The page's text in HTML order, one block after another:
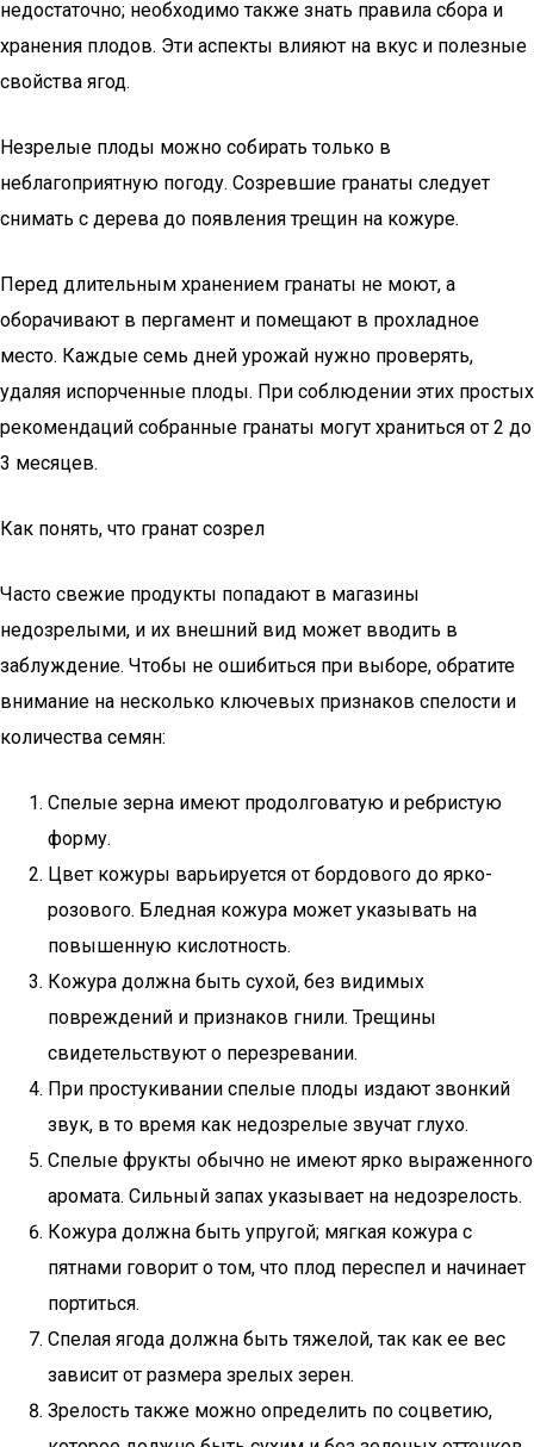
недостаточно; необходимо также знать правила сбора и
хранения плодов. Эти аспекты влияют на вкус и полезные
свойства ягод.
Незрелые плоды можно собирать только в
неблагоприятную погоду. Созревшие гранаты следует
снимать с дерева до появления трещин на кожуре.
Перед длительным хранением гранаты не моют, а
оборачивают в пергамент и помещают в прохладное
место. Каждые семь дней урожай нужно проверять,
удаляя испорченные плоды. При соблюдении этих простых
рекомендаций собранные гранаты могут храниться от 2 до
3 месяцев.
Как понять, что гранат созрел
Часто свежие продукты попадают в магазины
недозрелыми, и их внешний вид может вводить в
заблуждение. Чтобы не ошибиться при выборе, обратите
внимание на несколько ключевых признаков спелости и
количества семян:
Спелые зерна имеют продолговатую и ребристую
форму.
Цвет кожуры варьируется от бордового до ярко-
розового. Бледная кожура может указывать на
повышенную кислотность.
Кожура должна быть сухой, без видимых
повреждений и признаков гнили. Трещины
свидетельствуют о перезревании.
При простукивании спелые плоды издают звонкий
звук, в то время как недозрелые звучат глухо.
Спелые фрукты обычно не имеют ярко выраженного
аромата. Сильный запах указывает на недозрелость.
Кожура должна быть упругой; мягкая кожура с
пятнами говорит о том, что плод переспел и начинает
портиться.
Спелая ягода должна быть тяжелой, так как ее вес
зависит от размера зрелых зерен.
Зрелость также можно определить по соцветию,